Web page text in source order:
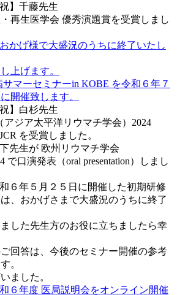
祝】千藤先生
再生医学会 優秀演題賞を受賞しまし
かげ様で大盛況のうちに終了いたし
上げます。
マーセミナーin KOBE を令和６年７
開催致します。
祝】白杉先生
アジア太平洋リウマチ学会）2024
を受賞しました。
先生が 欧州リウマチ学会
で口演発表（oral presentation）しまし
６年５月２５日に開催した初期研修
、おかげさまで大盛況のうちに終了
した先生方のお役に立ちましたら幸
回答は、今後のセミナー開催の参考
。
ました。
６年度 医局説明会をオンライン開催